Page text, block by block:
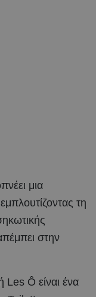
μια
τη
στην
Ô είναι ένα